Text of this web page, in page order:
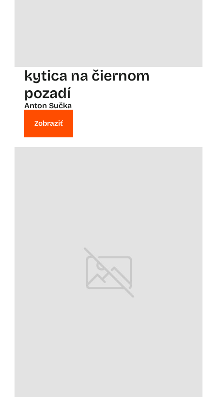
kytica na čiernom
pozadí
Anton Sučka
Zobraziť